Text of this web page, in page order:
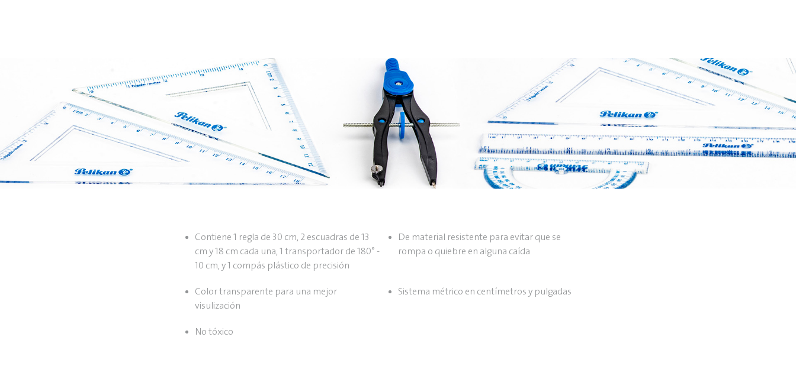
Contiene 1 regla de 30 cm, 2 escuadras de 13
cm y 18 cm cada una, 1 transportador de 180° -
10 cm, y 1 compás plástico de precisión
De material resistente para evitar que se
rompa o quiebre en alguna caída
Color transparente para una mejor
visulización
Sistema métrico en centímetros y pulgadas
No tóxico